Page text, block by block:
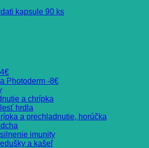
kapsule 90 ks
Photoderm -8€
a chrípka
hrdla
a prechladnutie, horúčka
imunity
a kašeľ